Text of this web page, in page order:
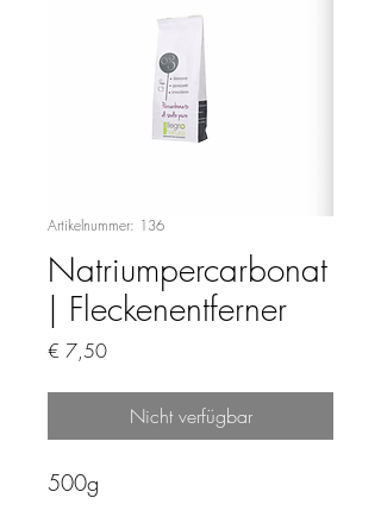
Artikelnummer: 136
Natriumpercarbonat
| Fleckenentferner
€ 7,50Preis
Nicht verfügbar
500g